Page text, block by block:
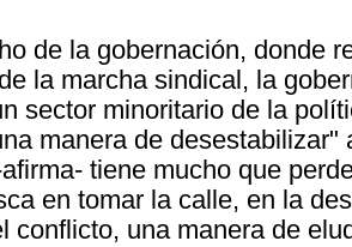
de la gobernación, donde
la marcha sindical, la
sector minoritario de la
manera de desestabilizar"
tiene mucho que
en tomar la calle, en la
conflicto, una manera de